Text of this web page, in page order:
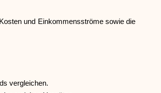
und Einkommensströme sowie die
vergleichen.